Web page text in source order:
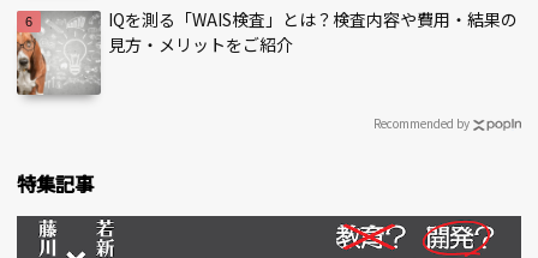
IQを測る「WAIS検査」とは？検査内容や費用・結果の
見方・メリットをご紹介
Recommended by
特集記事